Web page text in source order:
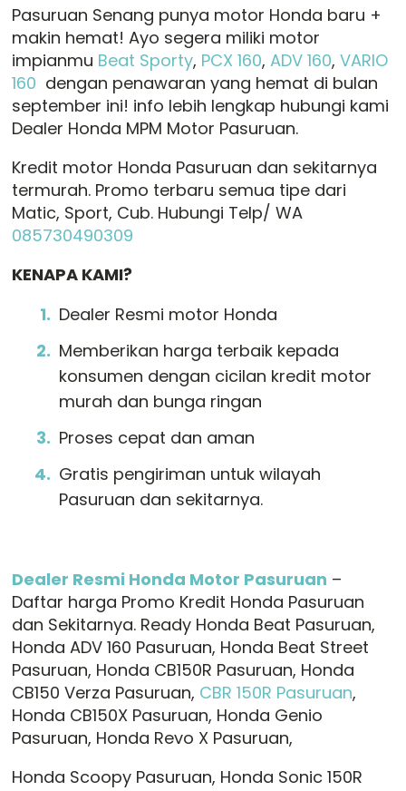
Pasuruan Senang punya motor Honda baru +
makin hemat! Ayo segera miliki motor
impianmu Beat Sporty, PCX 160,ADV 160,VARIO
160 dengan penawaran yang hemat di bulan
september ini! info lebih lengkap hubungi kami
Dealer Honda MPM Motor Pasuruan.
Kredit motor Honda Pasuruan dan sekitarnya
termurah. Promo terbaru semua tipe dari
Matic, Sport, Cub. Hubungi Telp/ WA
085730490309
KENAPA KAMI?
Dealer Resmi motor Honda
Memberikan harga terbaik kepada
konsumen dengan cicilan kredit motor
murah dan bunga ringan
Proses cepat dan aman
Gratis pengiriman untuk wilayah
Pasuruan dan sekitarnya.
Dealer Resmi Honda Motor Pasuruan –
Daftar harga Promo Kredit Honda Pasuruan
dan Sekitarnya. Ready Honda Beat Pasuruan,
Honda ADV 160 Pasuruan, Honda Beat Street
Pasuruan, Honda CB150R Pasuruan, Honda
CB150 Verza Pasuruan, CBR 150R Pasuruan,
Honda CB150X Pasuruan, Honda Genio
Pasuruan, Honda Revo X Pasuruan,
Honda Scoopy Pasuruan, Honda Sonic 150R